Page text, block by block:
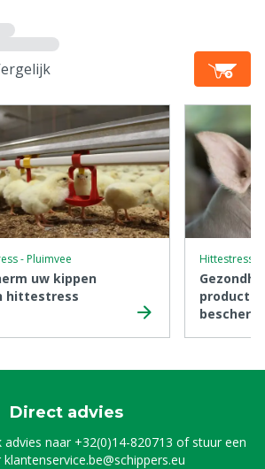
- Pluimvee
uw kippen
hittestress
Hittestress -
Direct advies
advies naar +32(0)14-820713 of stuur een
klantenservice.be@schippers.eu